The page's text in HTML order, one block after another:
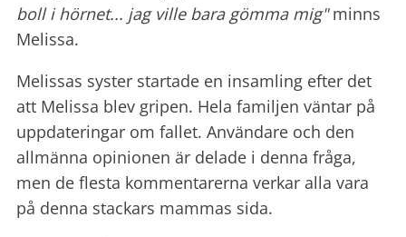
boll i hörnet... jag ville bara gömma mig"minns
Melissa.
Melissas syster startade en insamling efter det
att Melissa blev gripen. Hela familjen väntar på
uppdateringar om fallet. Användare och den
allmänna opinionen är delade i denna fråga,
men de flesta kommentarerna verkar alla vara
på denna stackars mammas sida.